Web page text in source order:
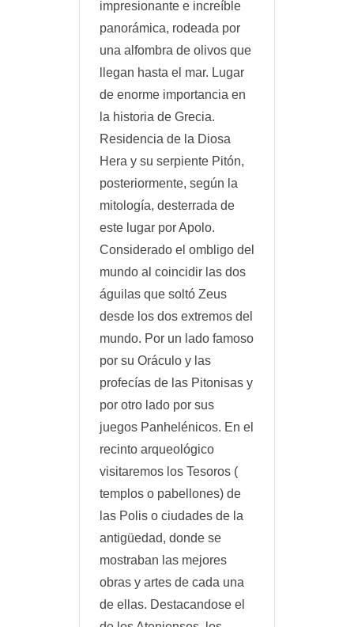
impresionante e increíble
panorámica, rodeada por
una alfombra de olivos que
llegan hasta el mar. Lugar
de enorme importancia en
la historia de Grecia.
Residencia de la Diosa
Hera y su serpiente Pitón,
posteriormente, según la
mitología, desterrada de
este lugar por Apolo.
Considerado el ombligo del
mundo al coincidir las dos
águilas que soltó Zeus
desde los dos extremos del
mundo. Por un lado famoso
por su Oráculo y las
profecías de las Pitonisas y
por otro lado por sus
juegos Panhelénicos. En el
recinto arqueológico
visitaremos los Tesoros (
templos o pabellones) de
las Polis o ciudades de la
antigüedad, donde se
mostraban las mejores
obras y artes de cada una
de ellas. Destacandose el